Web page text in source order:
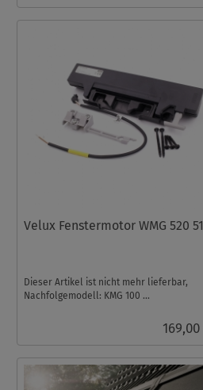
Velux Fenstermotor WMG 520 51
Dieser Artikel ist nicht mehr lieferbar,
Nachfolgemodell: KMG 100 ...